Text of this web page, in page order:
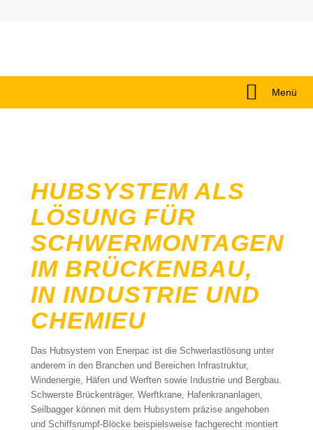
Menü
HUBSYSTEM ALS
LÖSUNG FÜR
SCHWERMONTAGEN
IM BRÜCKENBAU,
IN INDUSTRIE UND
CHEMIEU
Das Hubsystem von Enerpac ist die Schwerlastlösung unter
anderem in den Branchen und Bereichen Infrastruktur,
Windenergie, Häfen und Werften sowie Industrie und Bergbau.
Schwerste Brückenträger, Werftkrane, Hafenkrananlagen,
Seilbagger können mit dem Hubsystem präzise angehoben
und Schiffsrumpf-Blöcke beispielsweise fachgerecht montiert